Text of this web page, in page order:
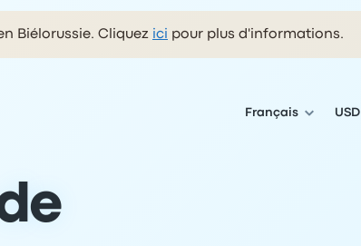
Biélorussie. Cliquez ici pour plus d'informations.
Français USD